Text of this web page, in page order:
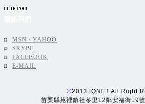
MSN / YAHOO
SKYPE
FACEBOOK
E-MAIL
©2013 iQNET All Right
苗栗縣苑裡鎮社苓里12鄰安福街